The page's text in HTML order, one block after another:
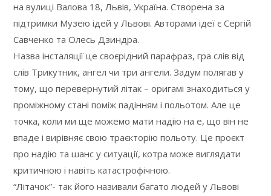
на вулиці Валова 18, Львів, Україна. Cтворена за
підтримки Музею ідей у Львові. Авторами ідеї є Сергій
Савченко та Олесь Дзиндра.
Назва інсталяції це своєрідний парафраз, гра слів від
слів Трикутник, ангел чи три ангели. Задум полягав у
тому, що перевернутий літак – оригамі знаходиться у
проміжному стані поміж падінням і польотом. Але це
точка, коли ми ще можемо мати надію на е, що він не
впаде і вирівняє свою траєкторію польоту. Це проєкт
про надію та шанс у ситуації, котра може виглядати
критичною і навіть катастрофічною.
“Літачок”- так його називали багато людей у Львові